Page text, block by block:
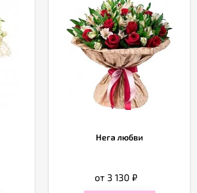
Нега любви
от 3 130 ₽